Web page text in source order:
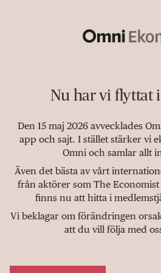
Nu har vi flyttat
Den 15 maj 2026 avvecklades
app och sajt. I stället stärker vi
Omni och samlar allt
Även det bästa av vårt
från aktörer som The Economist
finns nu att hitta i
Vi beklagar om förändringen
att du vill följa med